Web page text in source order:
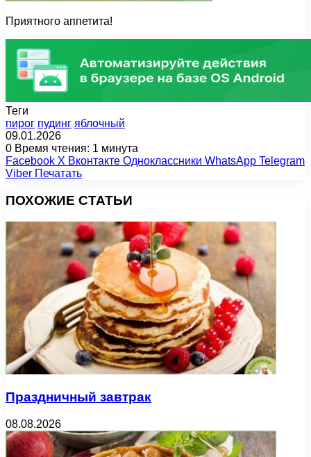
Приятного аппетита!
Теги
пирог пудинг яблочный
09.01.2026
0 Время чтения: 1 минута
Facebook X Вконтакте Одноклассники WhatsApp Telegram
Viber Печатать
ПОХОЖИЕ СТАТЬИ
Праздничный завтрак
08.08.2026